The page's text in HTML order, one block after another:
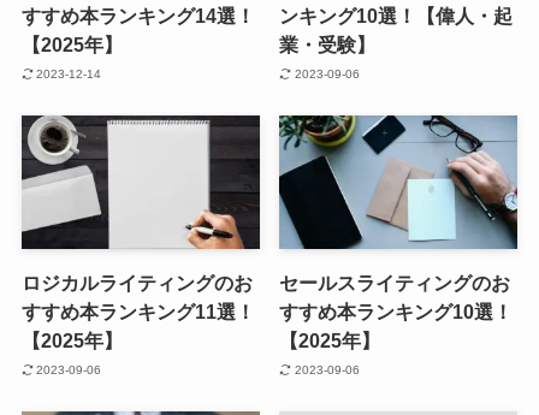
すすめ本ランキング14選！
【2025年】
2023-12-14
ンキング10選！【偉人・起
業・受験】
2023-09-06
ロジカルライティングのお
すすめ本ランキング11選！
【2025年】
2023-09-06
セールスライティングのお
すすめ本ランキング10選！
【2025年】
2023-09-06